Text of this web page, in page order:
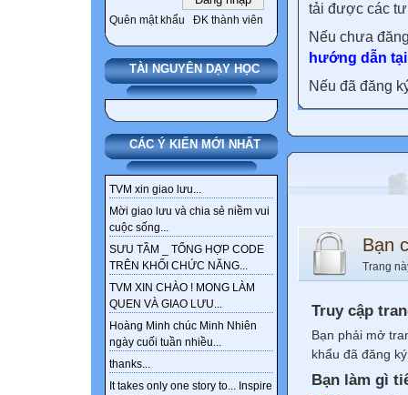
Quên mật khẩu ĐK thành viên
TÀI NGUYÊN DẠY HỌC
CÁC Ý KIẾN MỚI NHẤT
TVM xin giao lưu...
Mời giao lưu và chia sẻ niềm vui
cuộc sống...
SƯU TẦM _ TỔNG HỢP CODE
TRÊN KHỐI CHỨC NĂNG...
TVM XIN CHÀO ! MONG LÀM
QUEN VÀ GIAO LƯU...
Hoàng Minh chúc Minh Nhiên
ngày cuối tuần nhiều...
thanks...
It takes only one story to... Inspire
tải được các
Nếu chưa
hướng dẫn
Nếu đã đăng
Bạn
Trang
Truy cập
Bạn phải mở
khẩu đã đăng
Bạn làm gì